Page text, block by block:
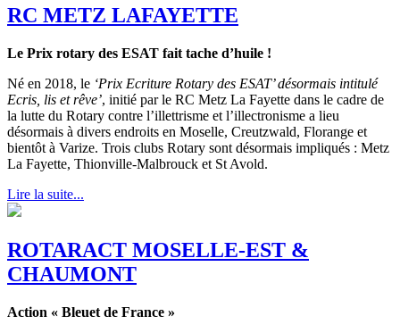
RC METZ LAFAYETTE
Le Prix rotary des ESAT fait tache d’huile !
Né en 2018, le ‘Prix Ecriture Rotary des ESAT’ désormais intitulé
Ecris, lis et rêve’, initié par le RC Metz La Fayette dans le cadre de
la lutte du Rotary contre l’illettrisme et l’illectronisme a lieu
désormais à divers endroits en Moselle, Creutzwald, Florange et
bientôt à Varize. Trois clubs Rotary sont désormais impliqués : Metz
La Fayette, Thionville-Malbrouck et St Avold.
Lire la suite...
ROTARACT MOSELLE-EST &
CHAUMONT
Action « Bleuet de France »